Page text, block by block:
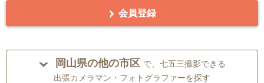
会員登録
岡山県の他の市区 で、七五三撮影できる
出張カメラマン・フォトグラファーを探す